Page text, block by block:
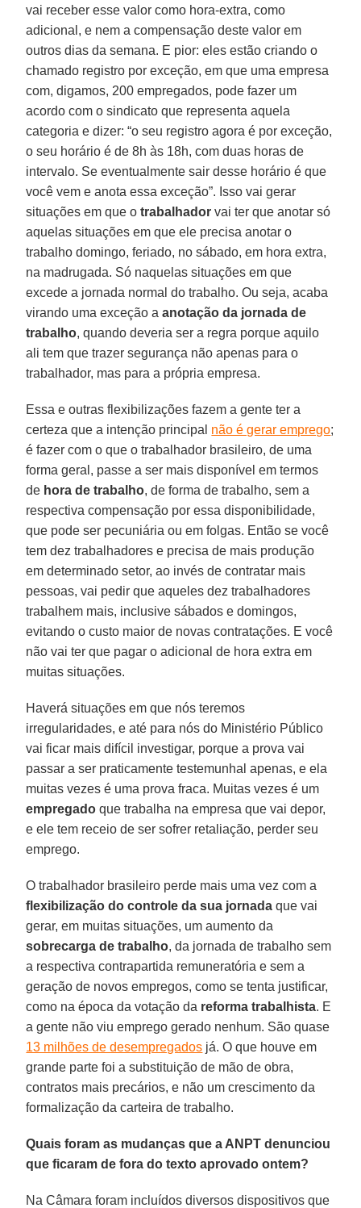
vai receber esse valor como hora-extra, como
adicional, e nem a compensação deste valor em
outros dias da semana. E pior: eles estão criando o
chamado registro por exceção, em que uma empresa
com, digamos, 200 empregados, pode fazer um
acordo com o sindicato que representa aquela
categoria e dizer: “o seu registro agora é por exceção,
o seu horário é de 8h às 18h, com duas horas de
intervalo. Se eventualmente sair desse horário é que
você vem e anota essa exceção”. Isso vai gerar
situações em que otrabalhador vai ter que anotar só
aquelas situações em que ele precisa anotar o
trabalho domingo, feriado, no sábado, em hora extra,
na madrugada. Só naquelas situações em que
excede a jornada normal do trabalho. Ou seja, acaba
virando uma exceção aanotação da jornada de
trabalho, quando deveria ser a regra porque aquilo
ali tem que trazer segurança não apenas para o
trabalhador, mas para a própria empresa.
Essa e outras flexibilizações fazem a gente ter a
certeza que a intenção principal não é gerar emprego;
é fazer com o que o trabalhador brasileiro, de uma
forma geral, passe a ser mais disponível em termos
de hora de trabalho, de forma de trabalho, sem a
respectiva compensação por essa disponibilidade,
que pode ser pecuniária ou em folgas. Então se você
tem dez trabalhadores e precisa de mais produção
em determinado setor, ao invés de contratar mais
pessoas, vai pedir que aqueles dez trabalhadores
trabalhem mais, inclusive sábados e domingos,
evitando o custo maior de novas contratações. E você
não vai ter que pagar o adicional de hora extra em
muitas situações.
Haverá situações em que nós teremos
irregularidades, e até para nós do Ministério Público
vai ficar mais difícil investigar, porque a prova vai
passar a ser praticamente testemunhal apenas, e ela
muitas vezes é uma prova fraca. Muitas vezes é um
empregado que trabalha na empresa que vai depor,
e ele tem receio de ser sofrer retaliação, perder seu
emprego.
O trabalhador brasileiro perde mais uma vez com a
flexibilização do controle da sua jornada que vai
gerar, em muitas situações, um aumento da
sobrecarga de trabalho, da jornada de trabalho sem
a respectiva contrapartida remuneratória e sem a
geração de novos empregos, como se tenta justificar,
como na época da votação da reforma trabalhista. E
a gente não viu emprego gerado nenhum. São quase
13 milhões de desempregados já. O que houve em
grande parte foi a substituição de mão de obra,
contratos mais precários, e não um crescimento da
formalização da carteira de trabalho.
Quais foram as mudanças que a ANPT denunciou
que ficaram de fora do texto aprovado ontem?
Na Câmara foram incluídos diversos dispositivos que